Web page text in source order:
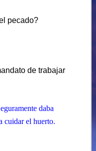
pecado?
de trabajar
daba
cuidar el huerto.